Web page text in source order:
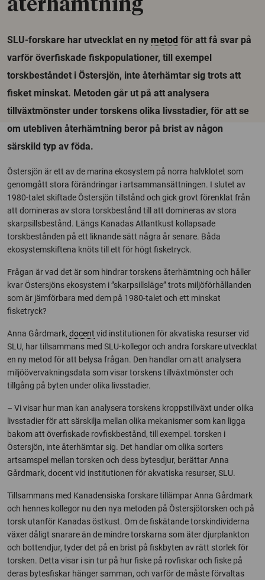
återhämtning
SLU-forskare har utvecklat en ny metod för att få svar på
varför överfiskade fiskpopulationer, till exempel
torskbeståndet i Östersjön, inte återhämtar sig trots att
fisket minskat. Metoden går ut på att analysera
tillväxtmönster under torskens olika livsstadier, för att se
om utebliven återhämtning beror på brist av någon
särskild typ av föda.
Östersjön är ett av de marina ekosystem på norra halvklotet som
genomgått stora förändringar i artsammansättningen. I slutet av
1980-talet skiftade Östersjön tillstånd och gick grovt förenklat från
att domineras av stora torskbestånd till att domineras av stora
skarpsillsbestånd. Längs Kanadas Atlantkust kollapsade
torskbestånden på ett liknande sätt några år senare. Båda
ekosystemskiftena knöts till ett för högt fisketryck.
Frågan är vad det är som hindrar torskens återhämtning och håller
kvar Östersjöns ekosystem i ”skarpsillsläge” trots miljöförhållanden
som är jämförbara med dem på 1980-talet och ett minskat
fisketryck?
Anna Gårdmark, docent vid institutionen för akvatiska resurser vid
SLU, har tillsammans med SLU-kollegor och andra forskare utvecklat
en ny metod för att belysa frågan. Den handlar om att analysera
miljöövervakningsdata som visar torskens tillväxtmönster och
tillgång på byten under olika livsstadier.
– Vi visar hur man kan analysera torskens kroppstillväxt under olika
livsstadier för att särskilja mellan olika mekanismer som kan ligga
bakom att överfiskade rovfiskbestånd, till exempel. torsken i
Östersjön, inte återhämtar sig. Det handlar om olika sorters
artsamspel mellan torsken och dess bytesdjur, berättar Anna
Gårdmark, docent vid institutionen för akvatiska resurser, SLU.
Tillsammans med Kanadensiska forskare tillämpar Anna Gårdmark
och hennes kollegor nu den nya metoden på Östersjötorsken och på
torsk utanför Kanadas östkust. Om de fiskätande torskindividerna
växer dåligt snarare än de mindre torskarna som äter djurplankton
och bottendjur, tyder det på en brist på fiskbyten av rätt storlek för
torsken. Detta visar i sin tur på hur fiske på rovfiskar och fiske på
deras bytesfiskar hänger samman, och varför de måste förvaltas